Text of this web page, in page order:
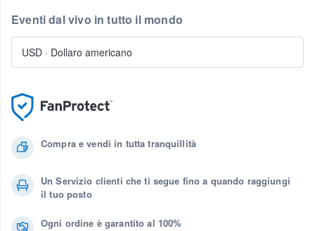
Compra e vendi in tutta tranquillità
Un Servizio clienti che ti segue fino a quando raggiungi
il tuo posto
Ogni ordine è garantito al 100%
Eventi dal vivo in tutto il mondo
USD · Dollaro americano